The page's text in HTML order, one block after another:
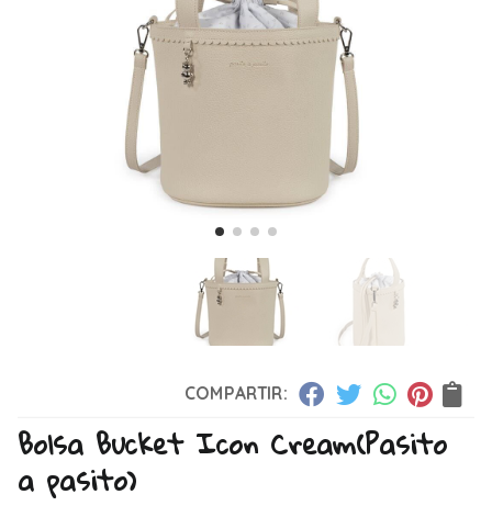
COMPARTIR:
Bolsa Bucket Icon Cream(Pasito
a pasito)